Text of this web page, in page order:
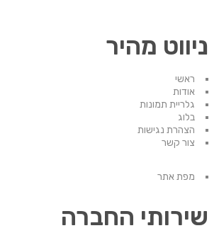
ניווט מהיר
ראשי
אודות
גלריית תמונות
בלוג
הצהרת נגישות
צור קשר
מפת אתר
שירותי החברה